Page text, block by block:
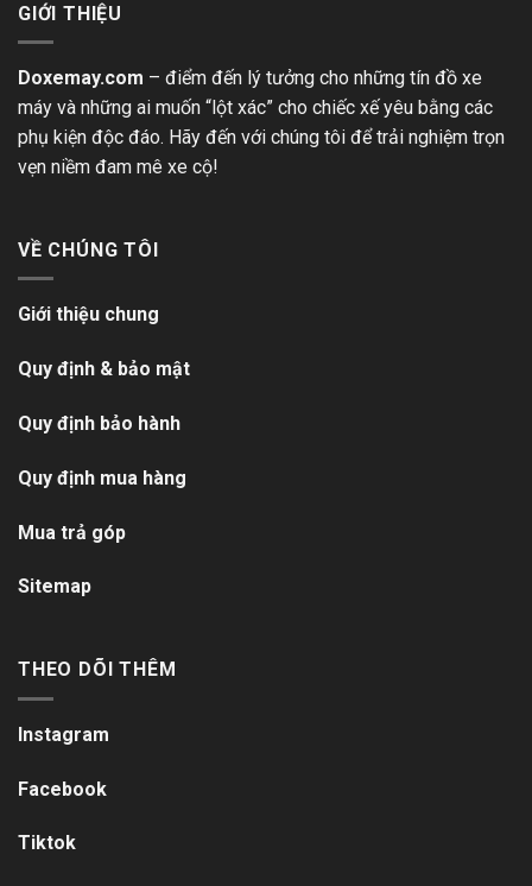
GIỚI THIỆU
Doxemay.com – điểm đến lý tưởng cho những tín đồ xe
máy và những ai muốn “lột xác” cho chiếc xế yêu bằng các
phụ kiện độc đáo. Hãy đến với chúng tôi để trải nghiệm trọn
vẹn niềm đam mê xe cộ!
VỀ CHÚNG TÔI
Giới thiệu chung
Quy định & bảo mật
Quy định bảo hành
Quy định mua hàng
Mua trả góp
Sitemap
THEO DÕI THÊM
Instagram
Facebook
Tiktok